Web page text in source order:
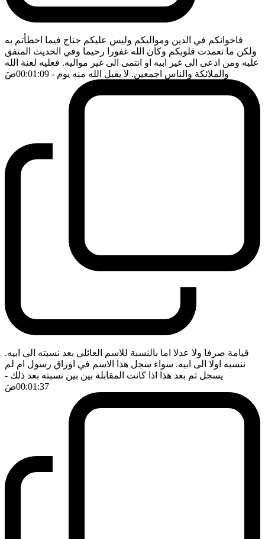
فاخوانكم في الدين ومواليكم وليس عليكم جناح فيما اخطأتم به
ولكن ما تعمدت قلوبكم وكان الله غفورا رحيما وفي الحديث المتفق
عليه ومن ادعى الى غير ابيه او انتمى الى غير مواليه. فعليه لعنة الله
والملائكة والناس اجمعين. لا يقبل الله منه يوم - 00:01:09 ضَ
قيامة صرفا ولا عدلا اما بالنسبة للاسم العائلي بعد نسبته الى ابيه.
ننسبه اولا الى ابيه. سواء سجل هذا الاسم في اوراق رسول ام لم
يسجل ثم بعد هذا اذا كانت المقابلة بين بين نسبته بعد ذلك -
00:01:37ضَ